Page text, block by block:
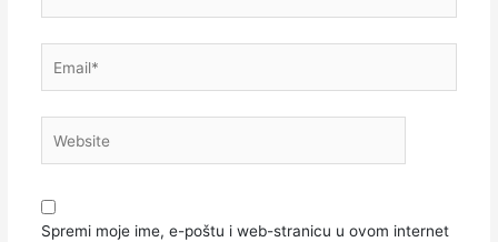
Spremi moje ime, e-poštu i web-stranicu u ovom internet